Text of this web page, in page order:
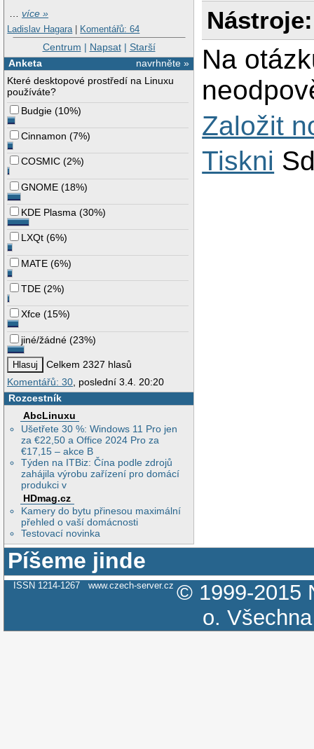
…více »
Ladislav Hagara | Komentářů: 64
Centrum | Napsat| Starší
navrhněte »
Anketa
Které desktopové prostředí na Linuxu
používáte?
Budgie (10%)
Cinnamon (7%)
COSMIC (2%)
GNOME (18%)
KDE Plasma (30%)
LXQt (6%)
MATE (6%)
TDE (2%)
Xfce (15%)
jiné/žádné (23%)
Celkem 2327 hlasů
Komentářů: 30, poslední 3.4. 20:20
Rozcestník
AbcLinuxu
Ušetřete 30 %: Windows 11 Pro jen
za €22,50 a Office 2024 Pro za
€17,15 – akce B
Týden na ITBiz: Čína podle zdrojů
zahájila výrobu zařízení pro domácí
produkci v
HDmag.cz
Kamery do bytu přinesou maximální
přehled o vaší domácnosti
Testovací novinka
Nástroje:
Na
Založit
Tiskni
Píšeme jinde
ISSN 1214-1267 www.czech-server.cz © 1999-2015
o.